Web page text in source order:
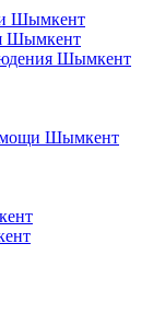
Шымкент
Шымкент
Шымкент
Шымкент